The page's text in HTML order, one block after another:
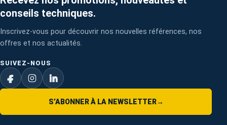
conseils techniques.
Inscrivez-vous pour découvrir nos nouvelles références, nos
offres et nos actualités.
SUIVEZ-NOUS
S’ABONNER À LA NEWSLETTER→